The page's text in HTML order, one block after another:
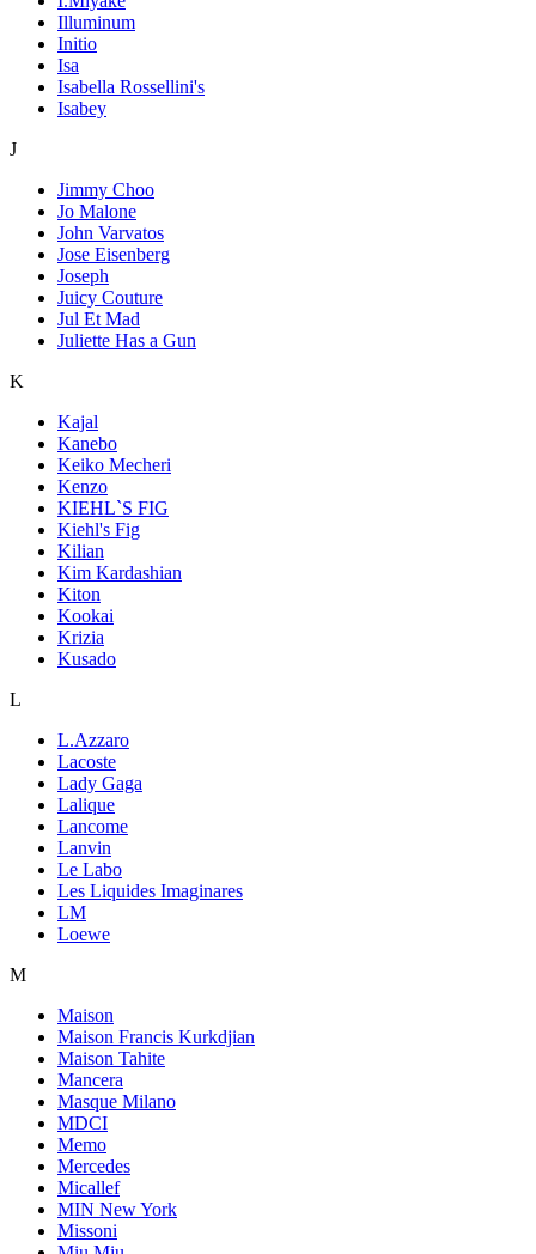
Illuminum
Initio
Isa
Isabella Rossellini's
Isabey
J
Jimmy Choo
Jo Malone
John Varvatos
Jose Eisenberg
Joseph
Juicy Couture
Jul Et Mad
Juliette Has a Gun
K
Kajal
Kanebo
Keiko Mecheri
Kenzo
KIEHL`S FIG
Kiehl's Fig
Kilian
Kim Kardashian
Kiton
Kookai
Krizia
Kusado
L
L.Azzaro
Lacoste
Lady Gaga
Lalique
Lancome
Lanvin
Le Labo
Les Liquides Imaginares
LM
Loewe
M
Maison
Maison Francis Kurkdjian
Maison Tahite
Mancera
Masque Milano
MDCI
Memo
Mercedes
Micallef
MIN New York
Missoni